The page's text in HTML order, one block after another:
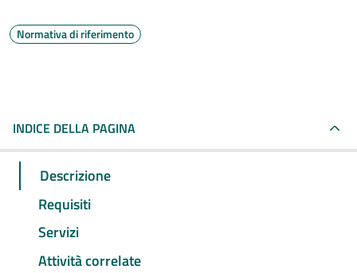
Normativa di riferimento
INDICE DELLA PAGINA
Descrizione
Requisiti
Servizi
Attività correlate